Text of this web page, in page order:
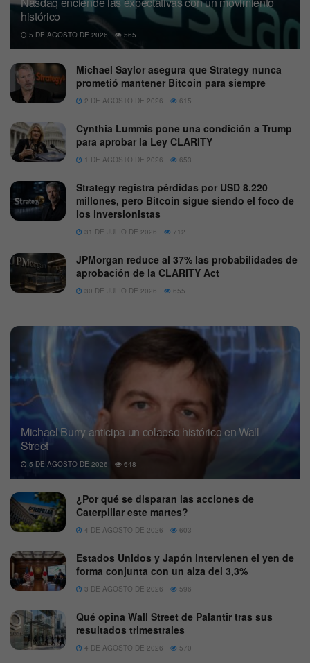
histórico
5 DE AGOSTO DE 2026 565
Michael Saylor asegura que Strategy nunca
prometió mantener Bitcoin para siempre
2 DE AGOSTO DE 2026 615
Cynthia Lummis pone una condición a Trump
para aprobar la Ley CLARITY
1 DE AGOSTO DE 2026 653
Strategy registra pérdidas por USD 8.220
millones, pero Bitcoin sigue siendo el foco de
los inversionistas
31 DE JULIO DE 2026 712
JPMorgan reduce al 37% las probabilidades de
aprobación de la CLARITY Act
30 DE JULIO DE 2026 655
Michael Burry anticipa un colapso histórico en Wall
Street
5 DE AGOSTO DE 2026 648
¿Por qué se disparan las acciones de
Caterpillar este martes?
4 DE AGOSTO DE 2026 603
Estados Unidos y Japón intervienen el yen de
forma conjunta con un alza del 3,3%
3 DE AGOSTO DE 2026 596
Qué opina Wall Street de Palantir tras sus
resultados trimestrales
4 DE AGOSTO DE 2026 570